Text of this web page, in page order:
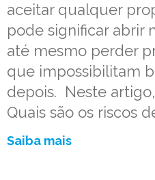
aceitar qualquer
pode significar abrir
até mesmo perder
que impossibilitam
depois. Neste
Quais são os riscos
Saiba mais